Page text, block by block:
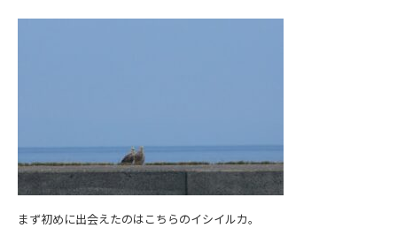
まず初めに出会えたのはこちらのイシイルカ。